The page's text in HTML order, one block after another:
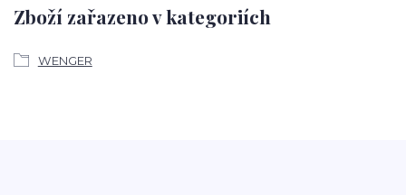
Zboží zařazeno v kategoriích
WENGER